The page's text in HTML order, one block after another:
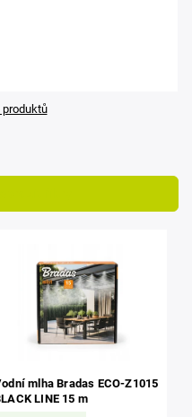
produktů
mlha Bradas ECO-Z1015
LINE 15 m